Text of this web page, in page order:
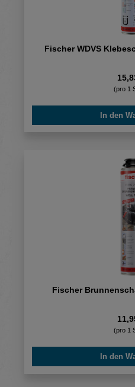
Fischer WDVS
(pro 1
In den
Fischer
(pro 1
In den